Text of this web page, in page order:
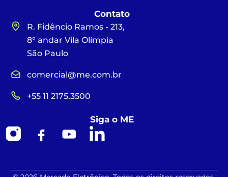
Contato
R. Fidêncio Ramos - 213,
8° andar Vila Olímpia
São Paulo
comercial@me.com.br
+55 11 2175.3500
Siga o ME